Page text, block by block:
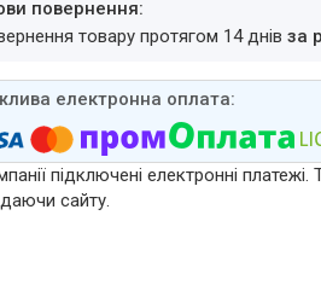
товару протягом 14 днівза
підключені електронні
сайту.